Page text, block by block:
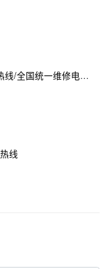
统一维修电话是多少
线